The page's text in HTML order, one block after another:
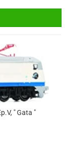
" Gata "